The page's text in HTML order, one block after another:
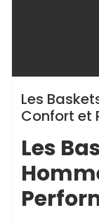
Les
Confort et
Les